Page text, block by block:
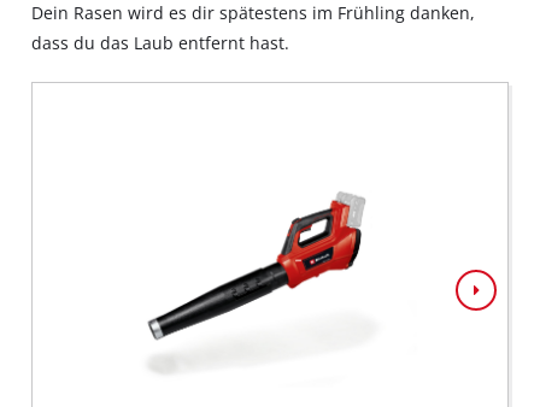
Dein Rasen wird es dir spätestens im Frühling danken,
dass du das Laub entfernt hast.